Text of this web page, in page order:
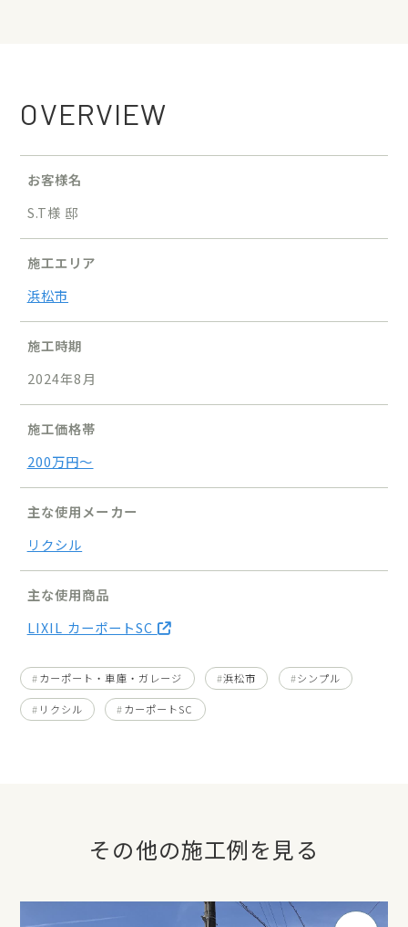
OVERVIEW
お客様名
S.T様 邸
施工エリア
浜松市
施工時期
2024年8月
施工価格帯
200万円〜
主な使用メーカー
リクシル
主な使用商品
LIXIL カーポートSC
カーポート・車庫・ガレージ 浜松市 シンプル
リクシル カーポートSC
その他の施工例を見る